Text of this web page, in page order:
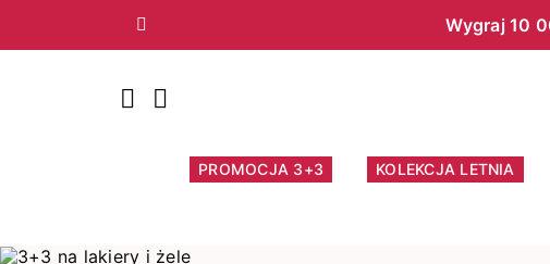
Wygraj 10
Poprzedni
PROMOCJA 3+3 KOLEKCJA LETNIA